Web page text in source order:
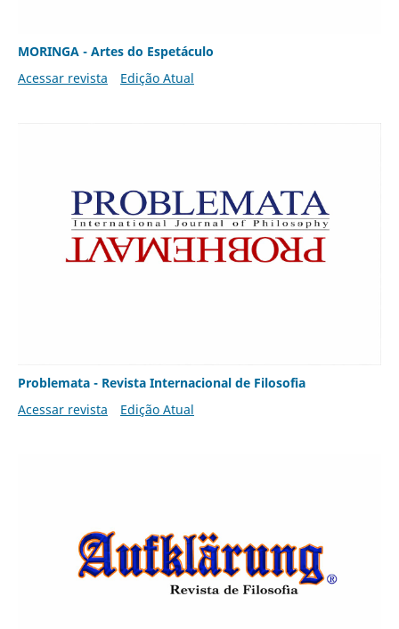
MORINGA - Artes do Espetáculo
Acessar revista
Edição Atual
Problemata - Revista Internacional de Filosofia
Acessar revista
Edição Atual